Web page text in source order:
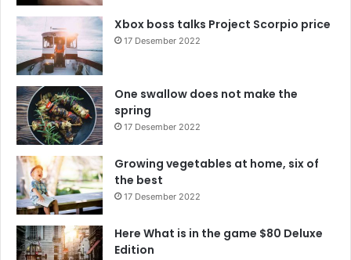
Xbox boss talks Project Scorpio price
17 Desember 2022
One swallow does not make the
spring
17 Desember 2022
Growing vegetables at home, six of
the best
17 Desember 2022
Here What is in the game $80 Deluxe
Edition